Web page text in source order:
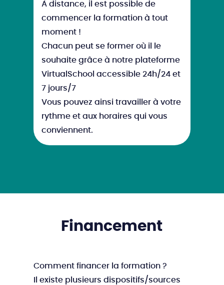
À distance, il est possible de
commencer la formation à tout
moment !
Chacun peut se former où il le
souhaite grâce à notre plateforme
VirtualSchool accessible 24h/24 et
7 jours/7
Vous pouvez ainsi travailler à votre
rythme et aux horaires qui vous
conviennent.
Financement
Comment financer la formation ?
Il existe plusieurs dispositifs/sources